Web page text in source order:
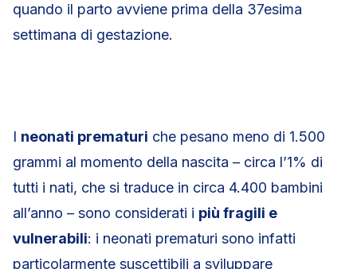
quando il parto avviene prima della 37esima
settimana di gestazione.
I neonati prematuri che pesano meno di 1.500
grammi al momento della nascita – circa l’1% di
tutti i nati, che si traduce in circa 4.400 bambini
all’anno – sono considerati i più fragili e
vulnerabili: i neonati prematuri sono infatti
particolarmente suscettibili a sviluppare